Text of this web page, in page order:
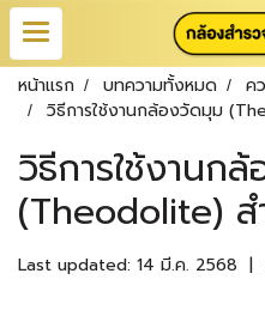
หน้าแรก บทความทั้งหมด
ค
วิธีการใช้งานกล้องวัดมุม
วิธีการใช้งานก
(Theodolite) ส
Last updated: 14 มี.ค. 2568 |